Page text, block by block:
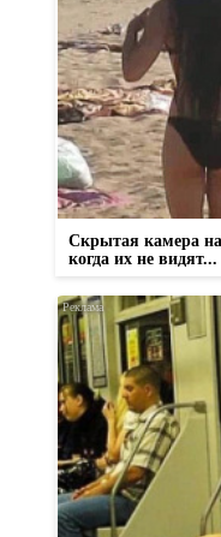
Скрытая камера
когда их не видят...